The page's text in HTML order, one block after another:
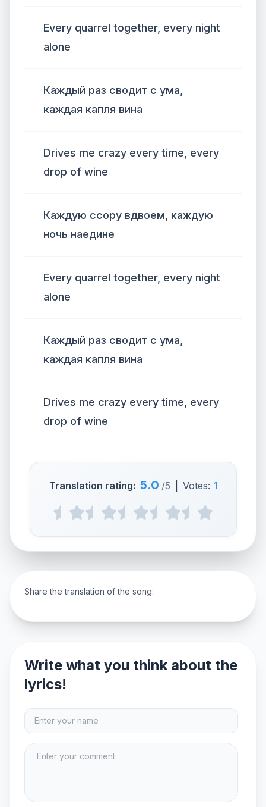
Every quarrel together, every night
alone
Каждый раз сводит с ума,
каждая капля вина
Drives me crazy every time, every
drop of wine
Каждую ссору вдвоем, каждую
ночь наедине
Every quarrel together, every night
alone
Каждый раз сводит с ума,
каждая капля вина
Drives me crazy every time, every
drop of wine
Translation rating: 5.0 /5 Votes: 1
Share the translation of the song:
Write what you think about the
lyrics!